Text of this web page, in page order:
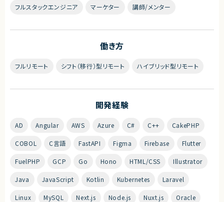
フルスタックエンジニア マーケター 講師/メンター
働き方
フルリモート シフト（移行）型リモート ハイブリッド型リモート
開発経験
AD Angular AWS Azure C# C++ CakePHP
COBOL C言語 FastAPI Figma Firebase Flutter
FuelPHP GCP Go Hono HTML/CSS Illustrator
Java JavaScript Kotlin Kubernetes Laravel
Linux MySQL Next.js Node.js Nuxt.js Oracle